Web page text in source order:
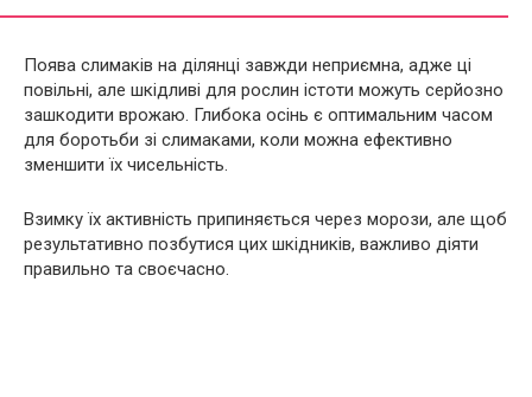
Поява слимаків на ділянці завжди неприємна, адже ці
повільні, але шкідливі для рослин істоти можуть серйозно
зашкодити врожаю. Глибока осінь є оптимальним часом
для боротьби зі слимаками, коли можна ефективно
зменшити їх чисельність.
Взимку їх активність припиняється через морози, але щоб
результативно позбутися цих шкідників, важливо діяти
правильно та своєчасно.